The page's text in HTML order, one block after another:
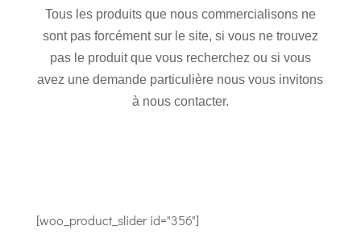
Tous les produits que nous commercialisons ne
sont pas forcément sur le site, si vous ne trouvez
pas le produit que vous recherchez ou si vous
avez une demande particulière nous vous invitons
à nous contacter.
[woo_product_slider id="356"]